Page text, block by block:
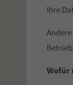
Ihre
Wofür